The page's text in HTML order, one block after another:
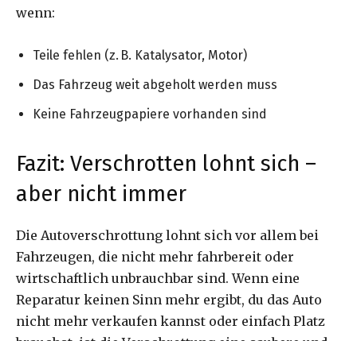
wenn:
Teile fehlen (z. B. Katalysator, Motor)
Das Fahrzeug weit abgeholt werden muss
Keine Fahrzeugpapiere vorhanden sind
Fazit: Verschrotten lohnt sich –
aber nicht immer
Die Autoverschrottung lohnt sich vor allem bei
Fahrzeugen, die nicht mehr fahrbereit oder
wirtschaftlich unbrauchbar sind. Wenn eine
Reparatur keinen Sinn mehr ergibt, du das Auto
nicht mehr verkaufen kannst oder einfach Platz